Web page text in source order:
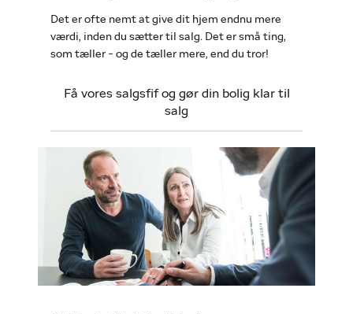
Det er ofte nemt at give dit hjem endnu mere
værdi, inden du sætter til salg. Det er små ting,
som tæller - og de tæller mere, end du tror!
Få vores salgsfif og gør din bolig klar til
salg